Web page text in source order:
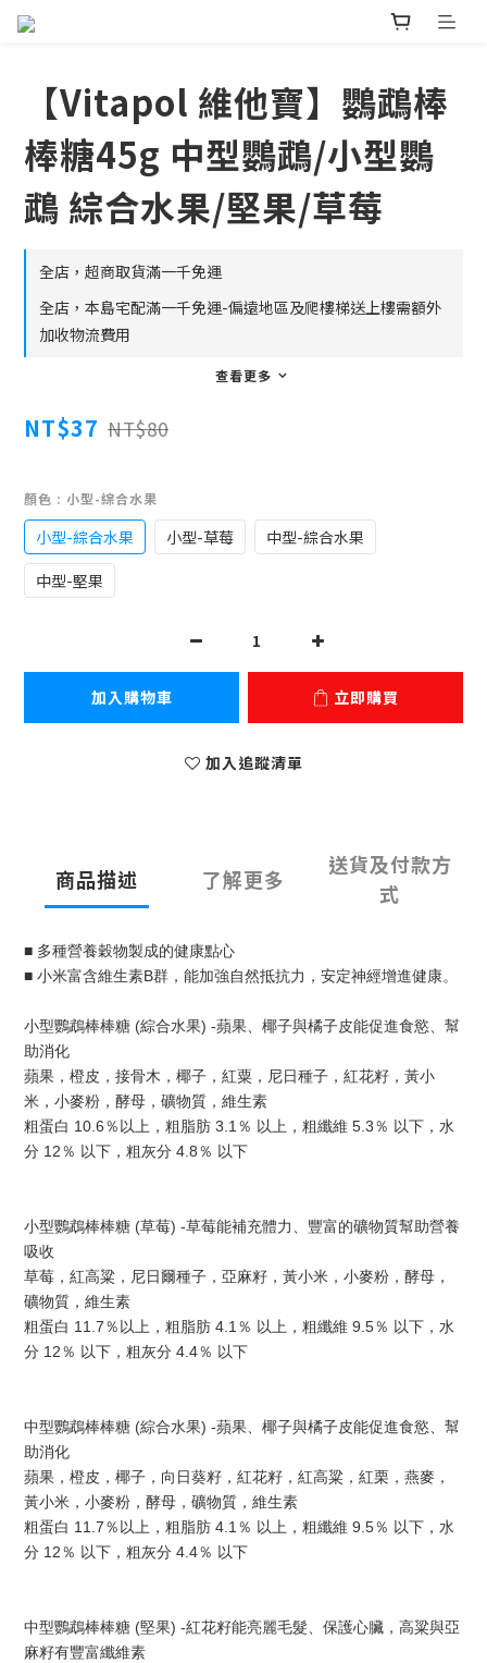
【Vitapol 維他寶】鸚鵡棒
棒糖45g 中型鸚鵡/小型鸚
鵡 綜合水果/堅果/草莓
全店，超商取貨滿一千免運
全店，本島宅配滿一千免運-偏遠地區及爬樓梯送上樓需額外
加收物流費用
查看更多
NT$37 NT$80
顏色 : 小型-綜合水果
小型-綜合水果 小型-草莓
中型-綜合水果
中型-堅果
加入購物車 立即購買
加入追蹤清單
商品描述 了解更多
送貨及付款方
式
■ 多種營養穀物製成的健康點心
■ 小米富含維生素B群，能加強自然抵抗力，安定神經增進健康。
小型鸚鵡棒棒糖 (綜合水果) -蘋果、椰子與橘子皮能促進食慾、幫
助消化
蘋果，橙皮，接骨木，椰子，紅粟，尼日種子，紅花籽，黃小
米，小麥粉，酵母，礦物質，維生素
粗蛋白 10.6％以上，粗脂肪 3.1％ 以上，粗纖維 5.3％ 以下，水
分 12％ 以下，粗灰分 4.8％ 以下
小型鸚鵡棒棒糖 (草莓) -草莓能補充體力、豐富的礦物質幫助營養
吸收
草莓，紅高粱，尼日爾種子，亞麻籽，黃小米，小麥粉，酵母，
礦物質，維生素
粗蛋白 11.7％以上，粗脂肪 4.1％ 以上，粗纖維 9.5％ 以下，水
分 12％ 以下，粗灰分 4.4％ 以下
中型鸚鵡棒棒糖 (綜合水果) -蘋果、椰子與橘子皮能促進食慾、幫
助消化
蘋果，橙皮，椰子，向日葵籽，紅花籽，紅高粱，紅栗，燕麥，
黃小米，小麥粉，酵母，礦物質，維生素
粗蛋白 11.7％以上，粗脂肪 4.1％ 以上，粗纖維 9.5％ 以下，水
分 12％ 以下，粗灰分 4.4％ 以下
中型鸚鵡棒棒糖 (堅果) -紅花籽能亮麗毛髮、保護心臟，高粱與亞
麻籽有豐富纖維素